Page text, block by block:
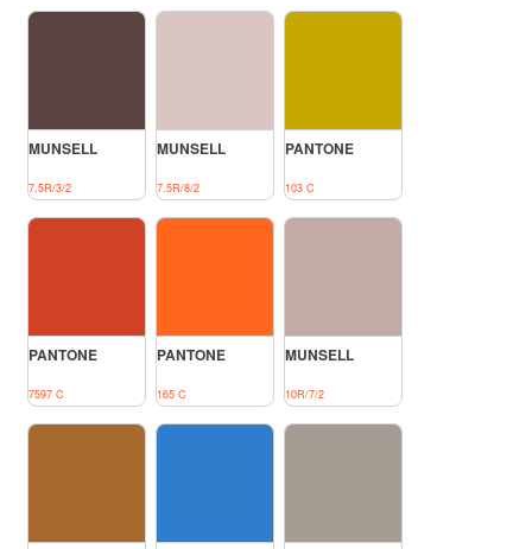
MUNSELL
7.5R/3/2
MUNSELL
7.5R/8/2
PANTONE
103 C
PANTONE
7597 C
PANTONE
165 C
MUNSELL
10R/7/2